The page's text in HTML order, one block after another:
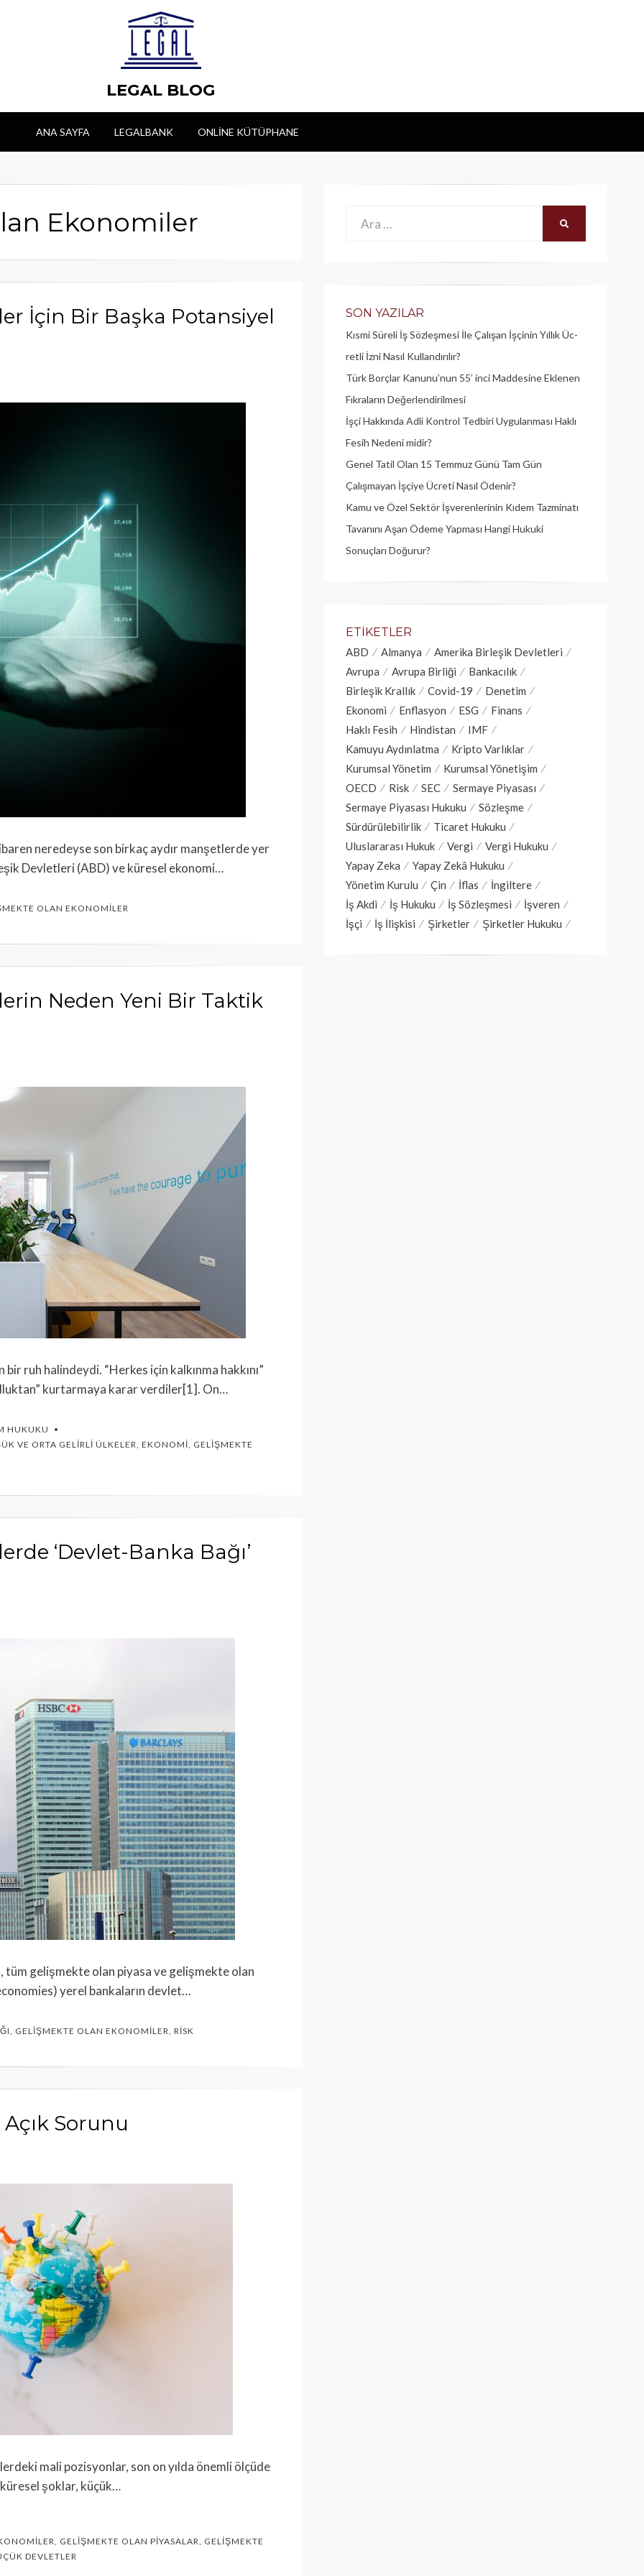
LEGAL BLOG
ANA SAYFA LEGALBANK ONLINE KÜTÜPHANE
Ekonomiler
İçin Bir Başka Potansiyel
neredeyse son birkaç aydır manşetlerde yer
Devletleri (ABD) ve küresel ekonomi…
OLAN EKONOMILER
Neden Yeni Bir Taktik
ruh halindeydi. “Herkes için kalkınma hakkını”
kurtarmaya karar verdiler[1]. On…
HUKUKU
VE ORTA GELIRLI ÜLKELER, EKONOMI, GELIŞMEKTE
‘Devlet-Banka Bağı’
tüm gelişmekte olan piyasa ve gelişmekte olan
yerel bankaların devlet…
, GELIŞMEKTE OLAN EKONOMILER, RISK
Sorunu
mali pozisyonlar, son on yılda önemli ölçüde
şoklar, küçük…
, GELIŞMEKTE OLAN PIYASALAR, GELIŞMEKTE
DEVLETLER
Ara:
SON YAZILAR
Kısmi Süreli İş Sözleşmesi İle Çalışan İşçinin Yıllık Üc­
retli İzni Nasıl Kullandırılır?
Türk Borçlar Kanunu’nun 55’ inci Maddesine Eklenen
Fıkraların Değerlendirilmesi
İşçi Hakkında Adli Kontrol Tedbiri Uygulanması Haklı
Fesih Nedeni midir?
Genel Tatil Olan 15 Temmuz Günü Tam Gün
Çalışmayan İşçiye Ücreti Nasıl Ödenir?
Kamu ve Özel Sektör İşverenlerinin Kıdem Tazminatı
Tavanını Aşan Ödeme Yapması Hangi Hukuki
Sonuçları Doğurur?
ETIKETLER
ABD Almanya
Amerika Birleşik Devletleri
Avrupa
Avrupa Birliği
Bankacılık
Birleşik Krallık
Covid-19
Denetim
Ekonomi
Enflasyon ESG
Finans
Haklı Fesih
Hindistan
IMF
Kamuyu Aydınlatma
Kripto Varlıklar
Kurumsal Yönetim
Kurumsal Yönetişim
OECD
Risk SEC
Sermaye Piyasası
Sermaye Piyasası Hukuku
Sözleşme
Sürdürülebilirlik
Ticaret Hukuku
Uluslararası Hukuk
Vergi
Vergi Hukuku
Yapay Zeka
Yapay Zekâ Hukuku
Yönetim Kurulu
Çin İflas
İngiltere
İş Akdi
İş Hukuku İş Sözleşmesi
İşveren
İşçi
İş İlişkisi Şirketler Şirketler Hukuku